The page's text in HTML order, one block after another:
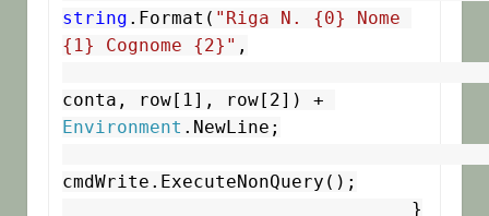
string .Format( "Riga N. {0} Nome
{1} Cognome {2}" ,
Environment .NewLine;
cmdWrite.ExecuteNonQuery();